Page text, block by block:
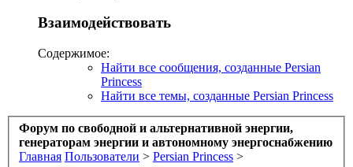
Взаимодействовать
Содержимое:
Найти все сообщения, созданные Persian
Princess
Найти все темы, созданные Persian Princess
Форум по свободной и альтернативной энергии,
генераторам энергии и автономному энергоснабжению
Главная Пользователи > Persian Princess >